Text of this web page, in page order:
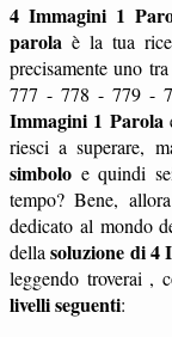
4 Immagini 1
parola è la tua
precisamente uno
777 - 778 - 779 -
Immagini 1 Parola
riesci a superare,
simbolo e quindi
tempo? Bene,
dedicato al mondo
dellasoluzione di 4
leggendo troverai ,
livelli seguenti: